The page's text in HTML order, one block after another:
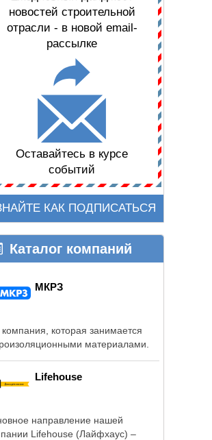
новостей строительной
отрасли - в новой email-
рассылке
Оставайтесь в курсе
событий
КАК ПОДПИСАТЬСЯ
Каталог компаний
МКРЗ
которая занимается
материалами.
Lifehouse
направление нашей
Lifehouse (Лайфхаус) –